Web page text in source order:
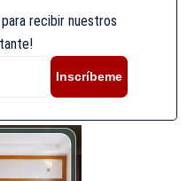
recibir nuestros
Inscríbeme